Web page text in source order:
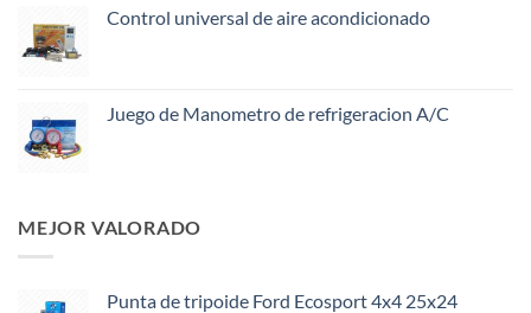
Control universal de aire acondicionado
Juego de Manometro de refrigeracion A/C
MEJOR VALORADO
Punta de tripoide Ford Ecosport 4x4 25x24